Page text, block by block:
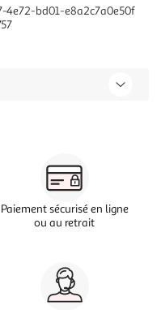
4e72-bd01-e8a2c7a0e50f
Paiement sécurisé en ligne
ou au retrait